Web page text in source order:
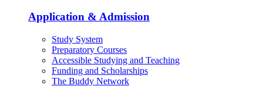
Application & Admission
Study System
Preparatory Courses
Accessible Studying and Teaching
Funding and Scholarships
The Buddy Network